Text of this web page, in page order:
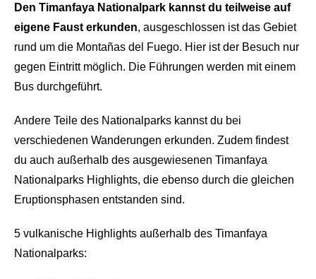
Den Timanfaya Nationalpark kannst du teilweise auf
eigene Faust erkunden, ausgeschlossen ist das Gebiet
rund um die Montañas del Fuego. Hier ist der Besuch nur
gegen Eintritt möglich. Die Führungen werden mit einem
Bus durchgeführt.
Andere Teile des Nationalparks kannst du bei
verschiedenen Wanderungen erkunden. Zudem findest
du auch außerhalb des ausgewiesenen Timanfaya
Nationalparks Highlights, die ebenso durch die gleichen
Eruptionsphasen entstanden sind.
5 vulkanische Highlights außerhalb des Timanfaya
Nationalparks: